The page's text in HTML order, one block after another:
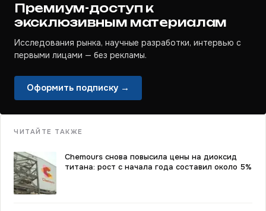
Премиум-доступ к
эксклюзивным материалам
Исследования рынка, научные разработки, интервью с
первыми лицами — без рекламы.
Оформить подписку →
ЧИТАЙТЕ ТАКЖЕ
Chemours снова повысила цены на диоксид
титана: рост с начала года составил около 5%